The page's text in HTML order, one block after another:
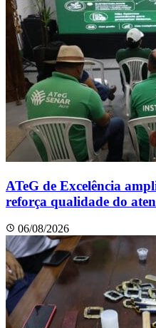
ATeG de Excelência
reforça qualidade do
06/08/2026